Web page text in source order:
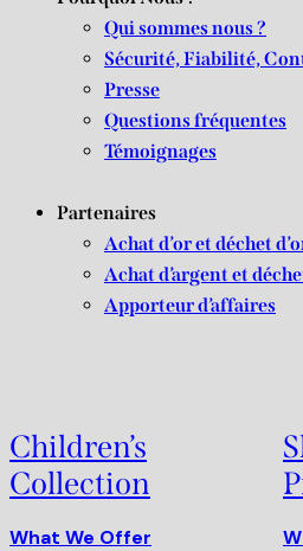
Qui sommes nous ?
Sécurité, Fiabilité,
Presse
Questions fréquentes
Témoignages
Partenaires
Achat d’or et déchet
Achat d’argent et
Apporteur d’affaires
Children’s
Collection
What We Offer